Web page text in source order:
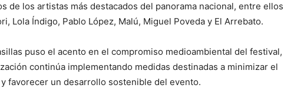
de los artistas más destacados del panorama nacional, entre ellos
, Lola Índigo, Pablo López, Malú, Miguel Poveda y El Arrebato.
puso el acento en el compromiso medioambiental del festival,
continúa implementando medidas destinadas a minimizar el
favorecer un desarrollo sostenible del evento.